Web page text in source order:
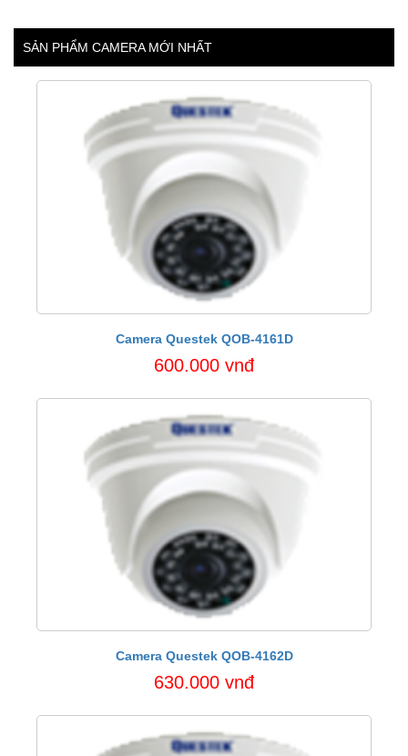
SẢN PHẨM CAMERA MỚI NHẤT
Camera Questek QOB-4161D
600.000 vnđ
Camera Questek QOB-4162D
630.000 vnđ